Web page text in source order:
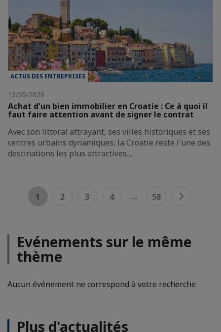
ACTUS DES ENTREPRISES
13/05/2026
Achat d'un bien immobilier en Croatie : Ce à quoi il
faut faire attention avant de signer le contrat
Avec son littoral attrayant, ses villes historiques et ses
centres urbains dynamiques, la Croatie reste l'une des
destinations les plus attractives…
1 2 3 4 ... 58
Evénements sur le même
thème
Aucun événement ne correspond à votre recherche
Plus d'actualités